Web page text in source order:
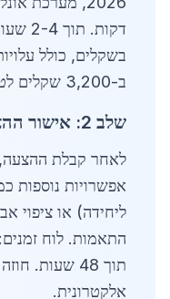
ב-3,200 שקלים לטון, סה"כ 160,000 שקלים.
שלב 2: אישור ההצעה ובחירת אפשרויות
ליחידה) או ציפוי
התאמות. לוח
תוך 48 שעות.
אלקטרונית.